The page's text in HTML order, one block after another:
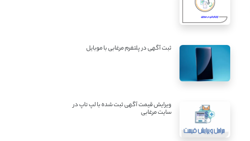
ثبت آگهی در پلتفرم مرغابی با موبایل
ویرایش قیمت آگهی ثبت شده با لپ تاپ در
سایت مرغابی